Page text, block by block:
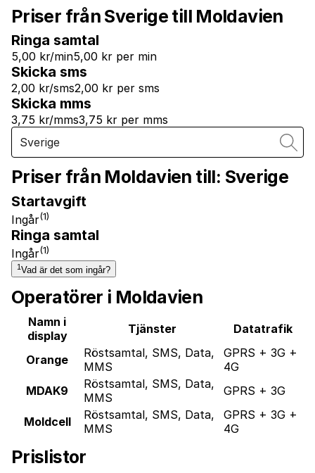
Priser från Sverige till Moldavien
Ringa samtal
5,00 kr/min5,00 kr per min
Skicka sms
2,00 kr/sms2,00 kr per sms
Skicka mms
3,75 kr/mms3,75 kr per mms
Priser från Moldavien till: Sverige
Startavgift
Ingår(1)
Ringa samtal
Ingår(1)
1 Vad är det som ingår?
Operatörer i Moldavien
Namn i
display
Tjänster Datatrafik
Orange
Röstsamtal, SMS, Data,
MMS
GPRS + 3G +
4G
MDAK9
Röstsamtal, SMS, Data,
MMS
GPRS + 3G
Moldcell
Röstsamtal, SMS, Data,
MMS
GPRS + 3G +
4G
Prislistor